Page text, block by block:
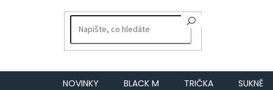
NOVINKY BLACK M TRIČKA SUKNĚ